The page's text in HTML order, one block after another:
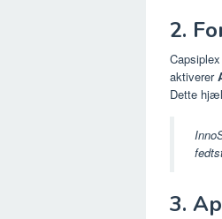
2.
aktiverer
Dette
3.